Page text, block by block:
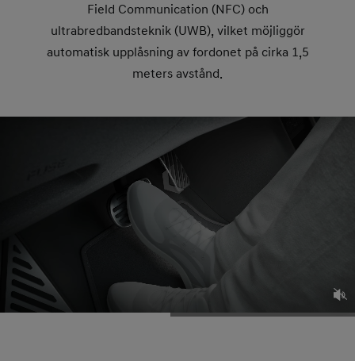
Field Communication (NFC) och
ultrabredbandsteknik (UWB), vilket möjliggör
automatisk upplåsning av fordonet på cirka 1,5
meters avstånd.